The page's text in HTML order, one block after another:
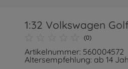
1:32 Volkswagen
(0)
Artikelnummer: 560004572
Altersempfehlung: ab 14